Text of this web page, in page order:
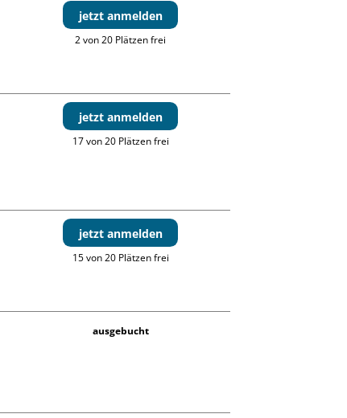
jetzt anmelden
2 von 20 Plätzen frei
jetzt anmelden
17 von 20 Plätzen frei
jetzt anmelden
15 von 20 Plätzen frei
ausgebucht